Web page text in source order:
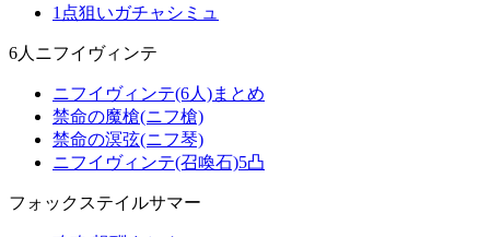
1点狙いガチャシミュ
6人ニフイヴィンテ
ニフイヴィンテ(6人)まとめ
禁命の魔槍(ニフ槍)
禁命の溟弦(ニフ琴)
ニフイヴィンテ(召喚石)5凸
フォックステイルサマー